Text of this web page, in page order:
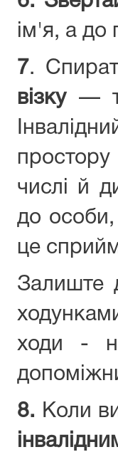
ім'я, а до
7.
візку—
числі й
до особи,
це
Залиште
ходи -
8. Коли